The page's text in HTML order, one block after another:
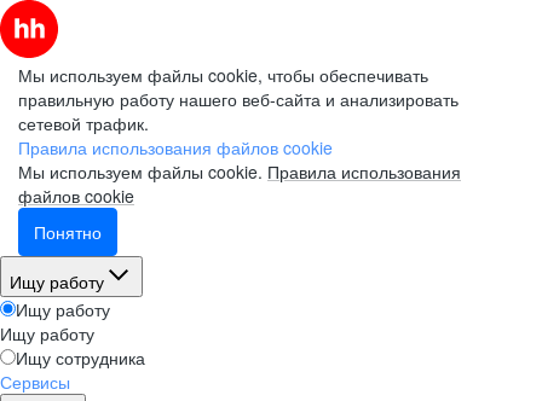
Мы используем файлы cookie, чтобы обеспечивать
правильную работу нашего веб-сайта и анализировать
сетевой трафик.
Правила использования файлов cookie
Мы используем файлы cookie. Правила использования
файлов cookie
Понятно
Ищу работу
Ищу работу
Ищу работу
Ищу сотрудника
Сервисы